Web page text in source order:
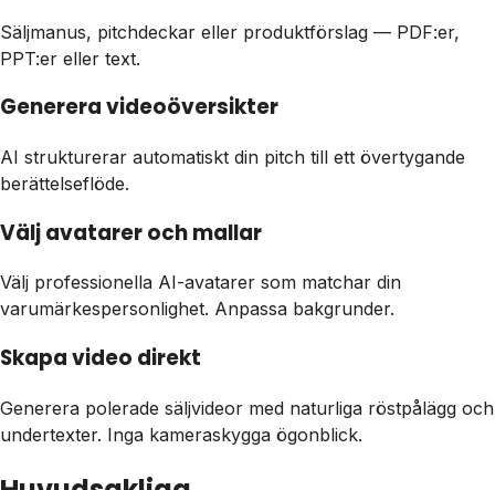
Säljmanus, pitchdeckar eller produktförslag — PDF:er,
PPT:er eller text.
Generera videoöversikter
AI strukturerar automatiskt din pitch till ett övertygande
berättelseflöde.
Välj avatarer och mallar
Välj professionella AI-avatarer som matchar din
varumärkespersonlighet. Anpassa bakgrunder.
Skapa video direkt
Generera polerade säljvideor med naturliga röstpålägg och
undertexter. Inga kameraskygga ögonblick.